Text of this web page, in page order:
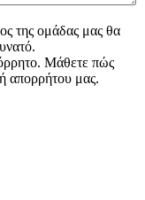
της ομάδας μας θα
Μάθετε πώς
απορρήτου μας.